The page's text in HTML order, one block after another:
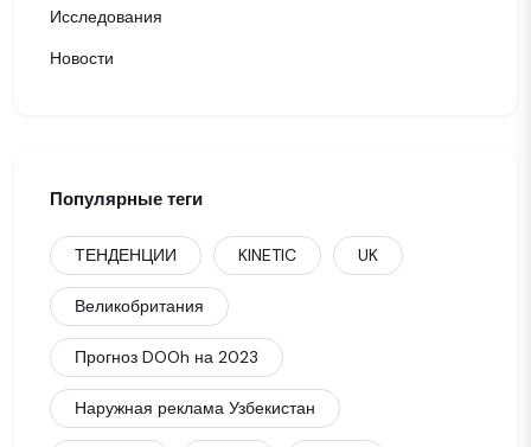
Исследования
Новости
Популярные теги
ТЕНДЕНЦИИ KINETIC UK
Великобритания
Прогноз DOOh на 2023
Наружная реклама Узбекистан